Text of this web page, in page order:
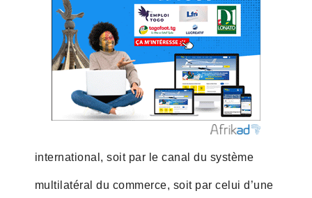
international, soit par le canal du système
multilatéral du commerce, soit par celui d’une